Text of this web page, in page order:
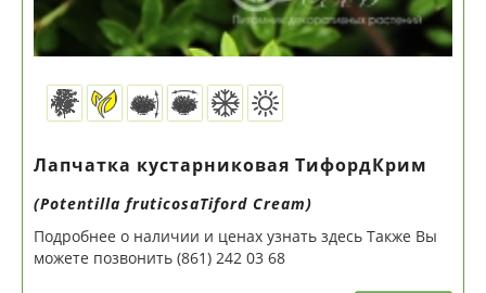
Лапчатка кустарниковая ТифордКрим
(Potentilla fruticosaTiford Cream)
Подробнее о наличии и ценах узнать здесь Также Вы
можете позвонить (861) 242 03 68